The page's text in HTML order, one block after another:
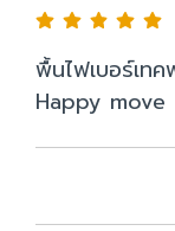
พื้นไฟเบอร์เท
Happy move